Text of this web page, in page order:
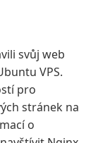
svůj web
VPS.
pro
stránek na
o